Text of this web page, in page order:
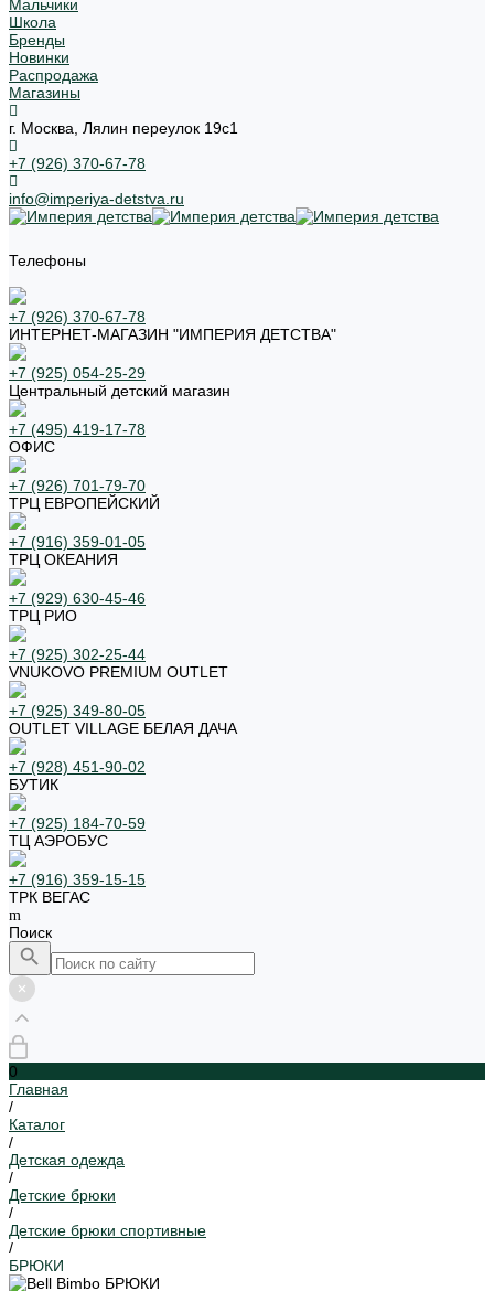
Мальчики
Школа
Бренды
Новинки
Распродажа
Магазины
г. Москва, Лялин переулок 19с1
+7 (926) 370-67-78
info@imperiya-detstva.ru
Телефоны
+7 (926) 370-67-78
ИНТЕРНЕТ-МАГАЗИН "ИМПЕРИЯ ДЕТСТВА"
+7 (925) 054-25-29
Центральный детский магазин
+7 (495) 419-17-78
ОФИС
+7 (926) 701-79-70
ТРЦ ЕВРОПЕЙСКИЙ
+7 (916) 359-01-05
ТРЦ ОКЕАНИЯ
+7 (929) 630-45-46
ТРЦ РИО
+7 (925) 302-25-44
VNUKOVO PREMIUM OUTLET
+7 (925) 349-80-05
OUTLET VILLAGE БЕЛАЯ ДАЧА
+7 (928) 451-90-02
БУТИК
+7 (925) 184-70-59
ТЦ АЭРОБУС
+7 (916) 359-15-15
ТРК ВЕГАС
Поиск
0
Главная
/
Каталог
/
Детская одежда
/
Детские брюки
/
Детские брюки спортивные
/
БРЮКИ